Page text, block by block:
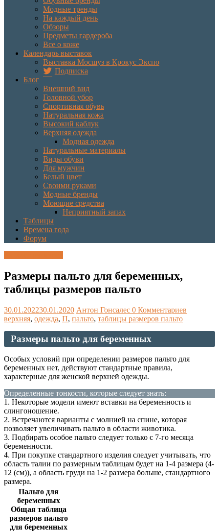
Модные тренды
На каждый день
Обзоры
Предметы гардероба
Все о коже
Календарь выставок
Выставка Мосшуз в Крокус Экспо
Подписка
Блог
Внешний вид
Головной убор
Спортивная обувь
Натуральная кожа
Высокий каблук
Верхняя одежда
Модная одежда
Натуральные материалы
Виды обуви
Для мужчин
Белый цвет
Своими руками
Модные бренды
Моющие средства
Неприятный запах
Таблицы
Времена года
Форум
Размеры пальто для беременных,
таблицы размеров пальто
30.01.202230.01.2020 Антон Гонсалес 0 Комментариев
верхняя, одежда, П, пальто, таблицы размеров пальто
Размеры пальто для беременных
Особых условий при определении размеров пальто для
беременных нет, действуют стандартные правила,
характерные для женской верхней одежды.
Определенные тонкости, которые следует знать:
1. Некоторые модели имеют вставки на беременность и
слингоношение.
2. Встречаются варианты с молнией на спине, которая
позволяет увеличивать пальто в области животика.
3. Подбирать особое пальто следует только с 7-го месяца
беременности.
4. При покупке стандартного изделия следует учитывать, что
область талии по размерным таблицам будет на 1-4 размера (4-
12 (см)), а область груди на 1-2 размера больше, стандартного
размера.
Пальто для
беременных
Общая таблица
размеров пальто
для беременных